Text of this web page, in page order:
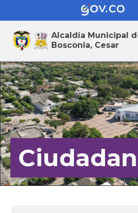
Alcaldía Municipal
Bosconia, Cesar